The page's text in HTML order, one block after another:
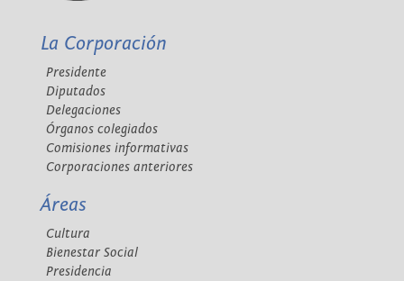
La Corporación
Presidente
Diputados
Delegaciones
Órganos colegiados
Comisiones informativas
Corporaciones anteriores
Áreas
Cultura
Bienestar Social
Presidencia